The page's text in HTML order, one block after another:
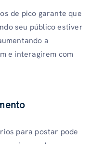
de pico garante que
seu público estiver
a
e interagirem com
para postar pode